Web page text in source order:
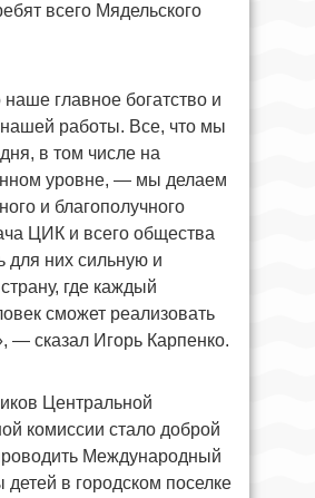
всего Мядельского
главное богатство и
работы. Все, что мы
в том числе на
уровне, — мы делаем
и благополучного
ЦИК и всего общества
для них сильную и
где каждый
сможет реализовать
— сказал Игорь Карпенко.
Центральной
комиссии стало доброй
Международный
детей в городском поселке